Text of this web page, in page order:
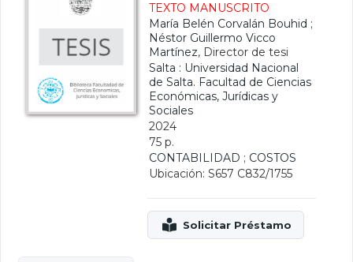
TEXTO MANUSCRITO
María Belén Corvalán Bouhid ;
Néstor Guillermo Vicco
Martínez, Director de tesi
Salta : Universidad Nacional
de Salta. Facultad de Ciencias
Económicas, Jurídicas y
Sociales
2024
75 p.
CONTABILIDAD ; COSTOS
Ubicación: S657 C832/1755